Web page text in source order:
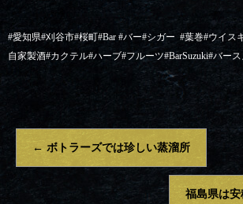
#愛知県#刈谷市#桜町#Bar #バー#シガー #葉巻#ウイス
自家製酒#カクテル#ハーブ#フルーツ#BarSuzuki#バー
← ボトラーズでは珍しい蒸溜所
福島県は安